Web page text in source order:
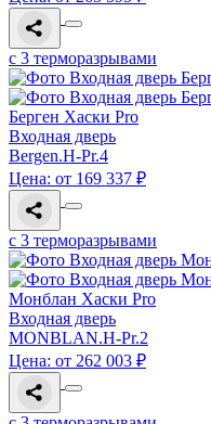
с 3 терморазрывами
Берген Хаски Pro
Входная дверь
Bergen.H-Pr.4
Цена: от 169 337 ₽
с 3 терморазрывами
Монблан Хаски Pro
Входная дверь
MONBLAN.H-Pr.2
Цена: от 262 003 ₽